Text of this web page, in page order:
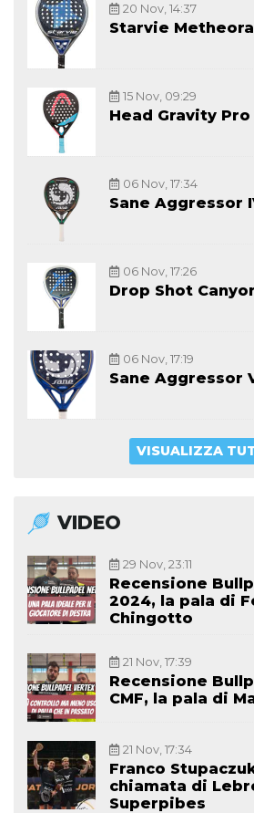
20 Nov, 14:37
Starvie
15 Nov, 09:29
Head Gravity Pro
06 Nov, 17:34
Sane Aggressor
06 Nov, 17:26
Drop Shot
06 Nov, 17:19
Sane Aggressor
VISUALIZZA
VIDEO
29 Nov, 23:11
Recensione
2024, la pala di
Chingotto
21 Nov, 17:39
Recensione
CMF, la pala di
21 Nov, 17:34
Franco
chiamata di
Superpibes